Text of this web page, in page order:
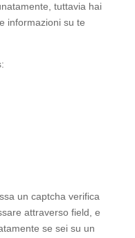
tuttavia hai
informazioni su te
un captcha verifica
attraverso field, e
se sei su un